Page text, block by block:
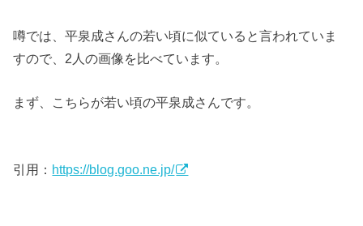
噂では、平泉成さんの若い頃に似ていると言われていま
すので、2人の画像を比べています。
まず、こちらが若い頃の平泉成さんです。
引用： https://blog.goo.ne.jp/